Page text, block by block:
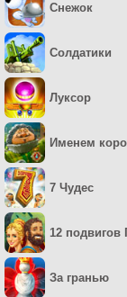
Снежок
Солдатики
Луксор
Именем
7 Чудес
12 подвигов
За гранью